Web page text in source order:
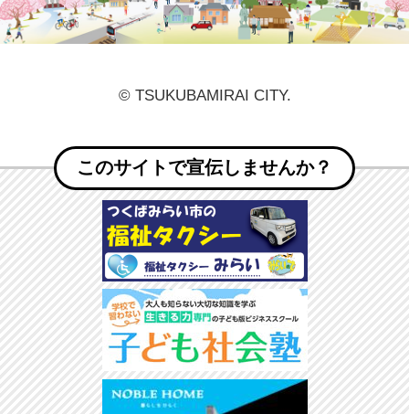
© TSUKUBAMIRAI CITY.
このサイトで宣伝しませんか？